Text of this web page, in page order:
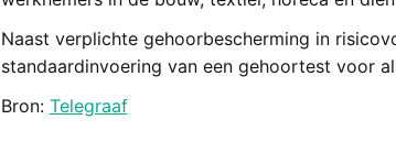
Naast verplichte gehoorbescherming in
standaardinvoering van een gehoortest voor
Bron: Telegraaf